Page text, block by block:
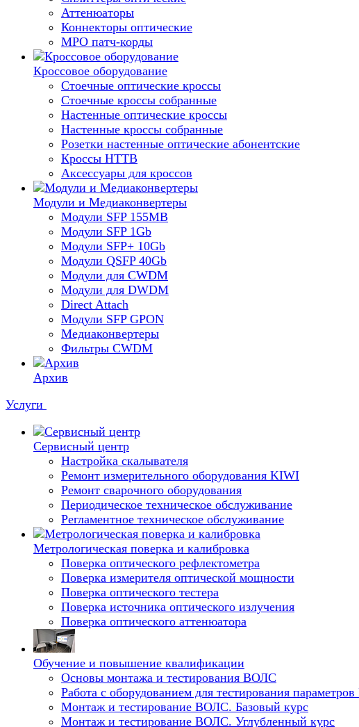
Аттенюаторы
Коннекторы оптические
MPO патч-корды
Кроссовое оборудование
Стоечные оптические кроссы
Стоечные кроссы собранные
Настенные оптические кроссы
Настенные кроссы собранные
Розетки настенные оптические абонентские
Кроссы HTTB
Аксессуары для кроссов
Модули и Медиаконвертеры
Модули SFP 155MB
Модули SFP 1Gb
Модули SFP+ 10Gb
Модули QSFP 40Gb
Модули для CWDM
Модули для DWDM
Direct Attach
Модули SFP GPON
Медиаконвертеры
Фильтры CWDM
Архив
Услуги
Сервисный центр
Настройка скалывателя
Ремонт измерительного оборудования KIWI
Ремонт сварочного оборудования
Периодическое техническое обслуживание
Регламентное техническое обслуживание
Метрологическая поверка и калибровка
Поверка оптического рефлектометра
Поверка измерителя оптической мощности
Поверка оптического тестера
Поверка источника оптического излучения
Поверка оптического аттенюатора
Обучение и повышение квалификации
Основы монтажа и тестирования ВОЛС
Работа с оборудованием для тестирования
Монтаж и тестирование ВОЛС. Базовый курс
Монтаж и тестирование ВОЛС. Углубленный курс